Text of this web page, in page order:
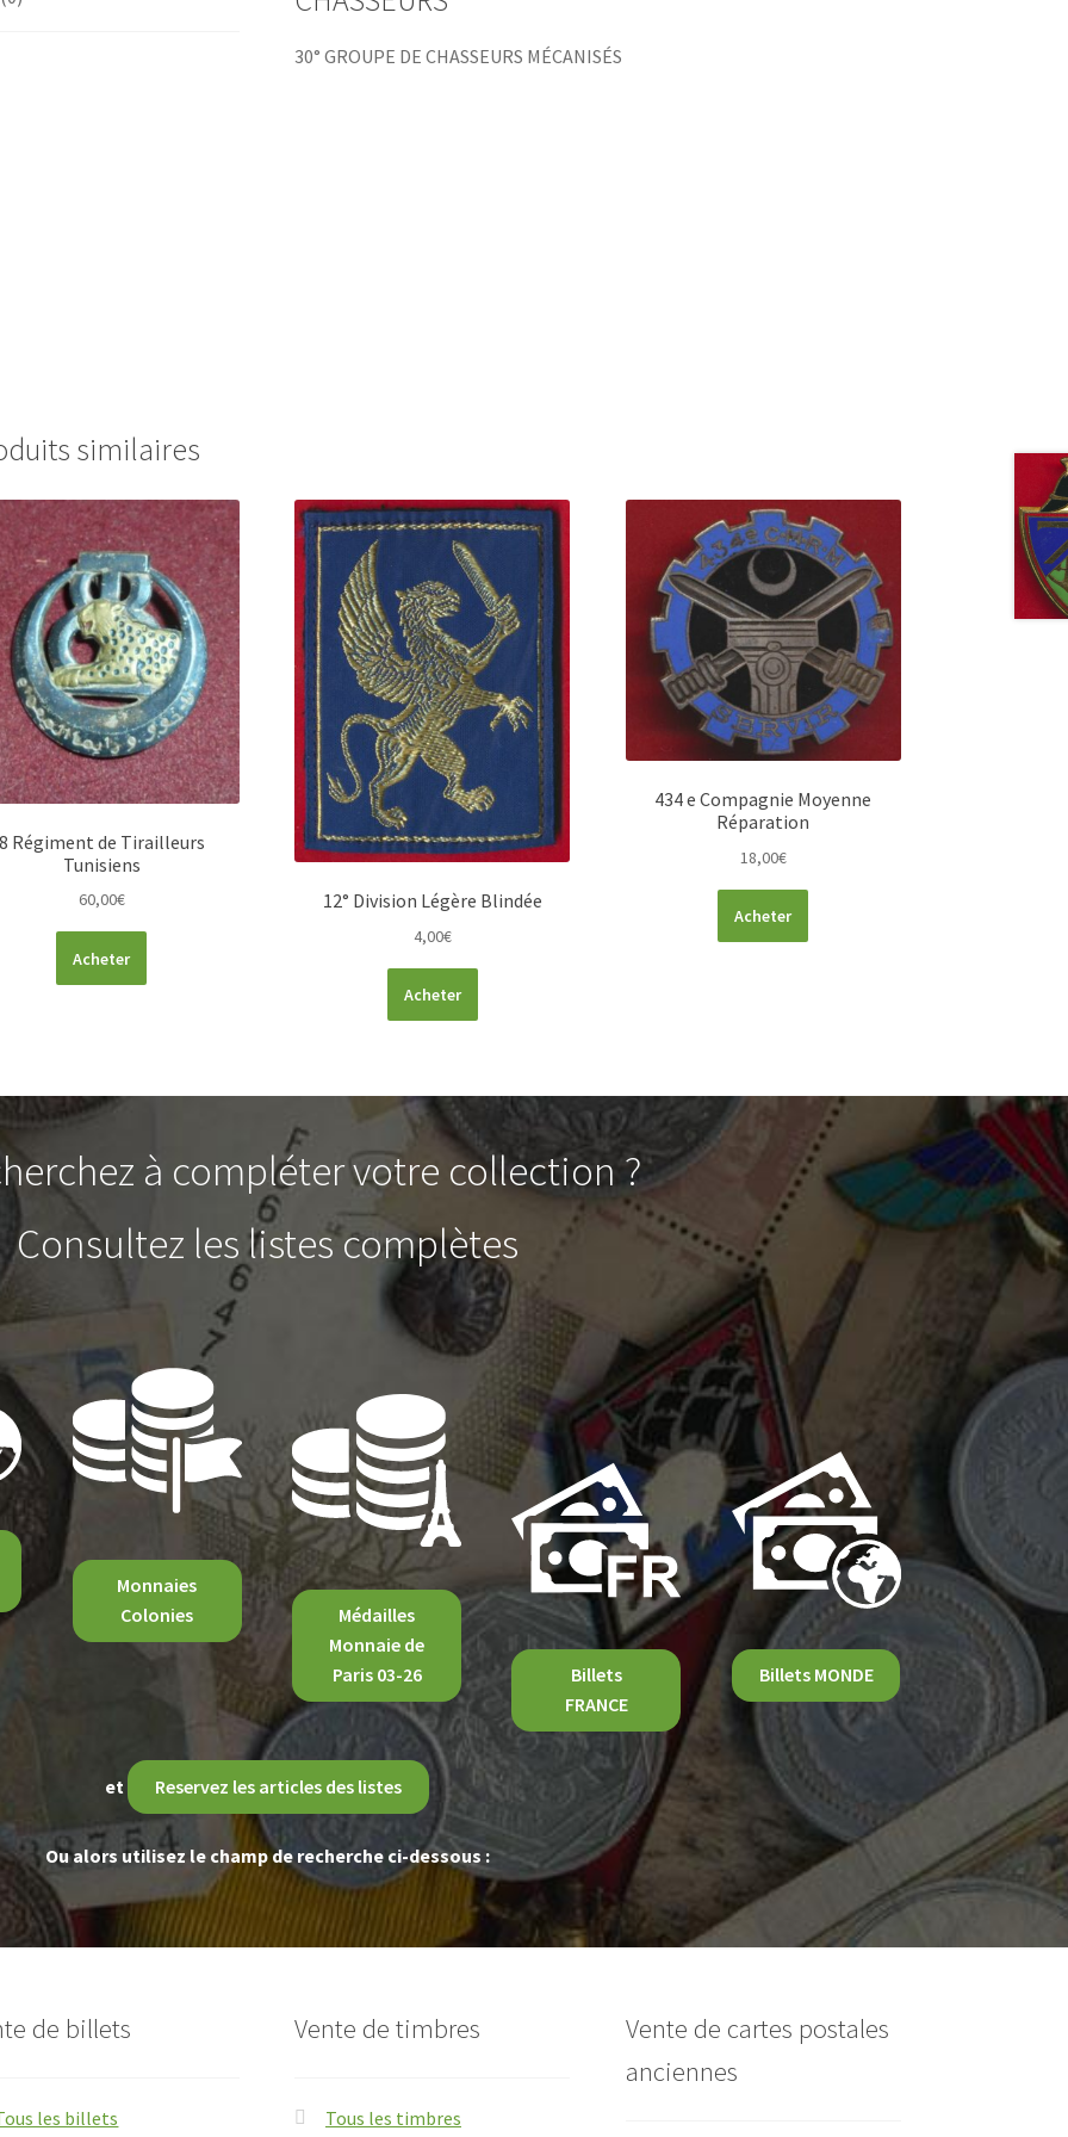
30° GROUPE DE CHASSEURS MÉCANISÉS
similaires
Régiment de Tirailleurs
Tunisiens
60,00€
Acheter
12° Division Légère Blindée
4,00€
Acheter
434 e Compagnie Moyenne
Réparation
18,00€
Acheter
à compléter votre collection ?
Consultez les listes complètes
Monnaies
Colonies
Médailles
Monnaie de
Paris 03-26
Billets
FRANCE
Billets MONDE
et Reservez les articles des listes
Ou alors utilisez le champ de recherche ci-dessous :
de billets
les billets
Vente de timbres
Tous les timbres
Vente de cartes postales
anciennes